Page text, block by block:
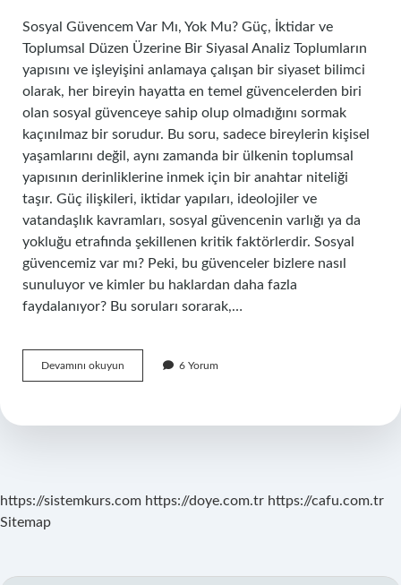
Sosyal Güvencem Var Mı, Yok Mu? Güç, İktidar ve
Toplumsal Düzen Üzerine Bir Siyasal Analiz Toplumların
yapısını ve işleyişini anlamaya çalışan bir siyaset bilimci
olarak, her bireyin hayatta en temel güvencelerden biri
olan sosyal güvenceye sahip olup olmadığını sormak
kaçınılmaz bir sorudur. Bu soru, sadece bireylerin kişisel
yaşamlarını değil, aynı zamanda bir ülkenin toplumsal
yapısının derinliklerine inmek için bir anahtar niteliği
taşır. Güç ilişkileri, iktidar yapıları, ideolojiler ve
vatandaşlık kavramları, sosyal güvencenin varlığı ya da
yokluğu etrafında şekillenen kritik faktörlerdir. Sosyal
güvencemiz var mı? Peki, bu güvenceler bizlere nasıl
sunuluyor ve kimler bu haklardan daha fazla
faydalanıyor? Bu soruları sorarak,…
Devamını okuyun
güvencem
yok
6 Yorum
https://sistemkurs.com https://doye.com.tr https://cafu.com.tr
Sitemap